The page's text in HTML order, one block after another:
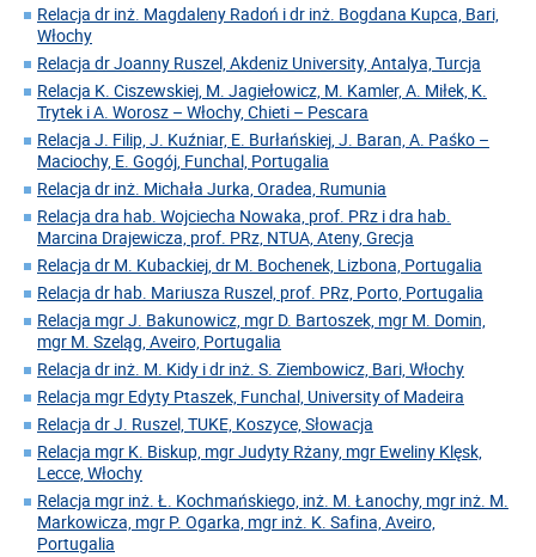
Relacja dr inż. Magdaleny Radoń i dr inż. Bogdana Kupca, Bari,
Włochy
Relacja dr Joanny Ruszel, Akdeniz University, Antalya, Turcja
Relacja K. Ciszewskiej, M. Jagiełowicz, M. Kamler, A. Miłek, K.
Trytek i A. Worosz – Włochy, Chieti – Pescara
Relacja J. Filip, J. Kuźniar, E. Burłańskiej, J. Baran, A. Paśko –
Maciochy, E. Gogój, Funchal, Portugalia
Relacja dr inż. Michała Jurka, Oradea, Rumunia
Relacja dra hab. Wojciecha Nowaka, prof. PRz i dra hab.
Marcina Drajewicza, prof. PRz, NTUA, Ateny, Grecja
Relacja dr M. Kubackiej, dr M. Bochenek, Lizbona, Portugalia
Relacja dr hab. Mariusza Ruszel, prof. PRz, Porto, Portugalia
Relacja mgr J. Bakunowicz, mgr D. Bartoszek, mgr M. Domin,
mgr M. Szeląg, Aveiro, Portugalia
Relacja dr inż. M. Kidy i dr inż. S. Ziembowicz, Bari, Włochy
Relacja mgr Edyty Ptaszek, Funchal, University of Madeira
Relacja dr J. Ruszel, TUKE, Koszyce, Słowacja
Relacja mgr K. Biskup, mgr Judyty Rżany, mgr Eweliny Klęsk,
Lecce, Włochy
Relacja mgr inż. Ł. Kochmańskiego, inż. M. Łanochy, mgr inż. M.
Markowicza, mgr P. Ogarka, mgr inż. K. Safina, Aveiro,
Portugalia